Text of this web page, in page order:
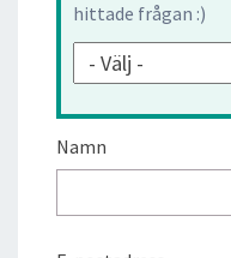
hittade frågan :)
Namn